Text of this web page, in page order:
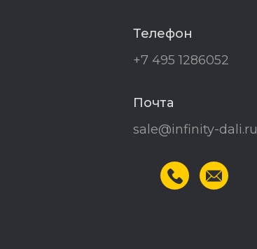
Телефон
+7 495 1286052
Почта
sale@infinity-dali.ru